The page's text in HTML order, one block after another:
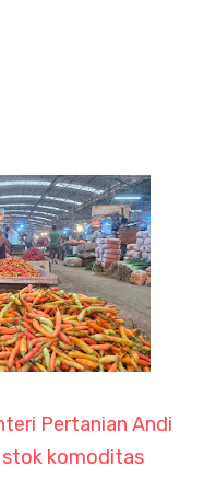
Pertanian Andi
stok komoditas